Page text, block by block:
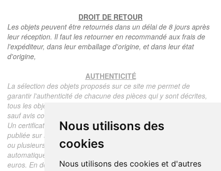
Nous utilisons des
cookies
Nous utilisons des cookies et d'autres
DROIT DE RETOUR
Les objets peuvent être retournés dans un délai de 8 jours après
leur réception. Il faut les retourner en recommandé aux frais de
l'expéditeur, dans leur emballage d'origine, et dans leur état
d'origine,
AUTHENTICITÉ
La sélection des objets proposés sur ce site me permet de
garantir l'authenticité de chacune des pièces qui y sont décrites,
tous les objets proposés sont garantis d'époque et authentiques,
sauf avis contraire ou restriction dans la description.
Un certificat d'authenticité de l'objet reprenant la description
publiée sur le site, l'époque, le prix de vente, accompagné d'une
ou plusieurs photographies en couleurs est communiqué
automatiquement pour tout objet dont le prix est supérieur à 130
euros. En dessous de ce prix chaque certificat est facturé 5